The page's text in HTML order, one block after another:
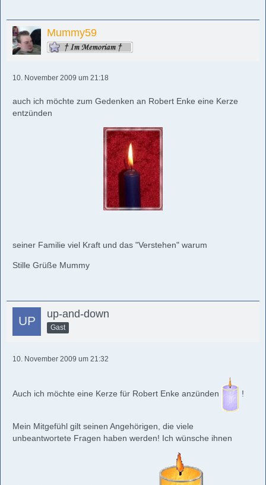
Mummy59
10. November 2009 um 21:18
auch ich möchte zum Gedenken an Robert Enke eine Kerze
entzünden
seiner Familie viel Kraft und das "Verstehen" warum
Stille Grüße Mummy
up-and-down
Gast
10. November 2009 um 21:32
Auch ich möchte eine Kerze für Robert Enke anzünden !
Mein Mitgefühl gilt seinen Angehörigen, die viele
unbeantwortete Fragen haben werden! Ich wünsche ihnen